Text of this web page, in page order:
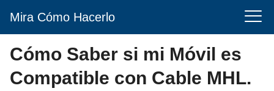
Mira Cómo Hacerlo
Cómo Saber si mi Móvil es
Compatible con Cable MHL.